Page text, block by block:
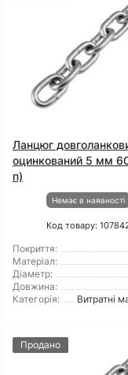
Ланцюг
оцинкований 5 мм
п)
Немає в наявності
Код товару:
Покриття:
Матеріал:
Діаметр:
Довжина:
Категорія:
Витратні
Продано